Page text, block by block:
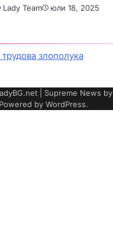
Lady Team юли 18, 2025
злополука
| Supreme News by
Powered by WordPress.